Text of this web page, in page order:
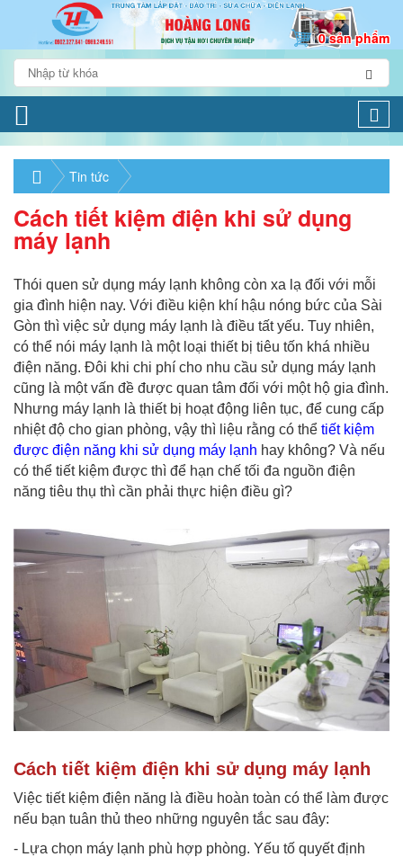
0 sản phẩm
Tin tức
Cách tiết kiệm điện khi sử dụng
máy lạnh
Thói quen sử dụng máy lạnh không còn xa lạ đối với mỗi
gia đình hiện nay. Với điều kiện khí hậu nóng bức của Sài
Gòn thì việc sử dụng máy lạnh là điều tất yếu. Tuy nhiên,
có thể nói máy lạnh là một loại thiết bị tiêu tốn khá nhiều
điện năng. Đôi khi chi phí cho nhu cầu sử dụng máy lạnh
cũng là một vấn đề được quan tâm đối với một hộ gia đình.
Nhưng máy lạnh là thiết bị hoạt động liên tục, để cung cấp
nhiệt độ cho gian phòng, vậy thì liệu rằng có thể tiết kiệm
được điện năng khi sử dụng máy lạnh hay không? Và nếu
có thể tiết kiệm được thì để hạn chế tối đa nguồn điện
năng tiêu thụ thì cần phải thực hiện điều gì?
Cách tiết kiệm điện khi sử dụng máy lạnh
Việc tiết kiệm điện năng là điều hoàn toàn có thể làm được
nếu bạn tuân thủ theo những nguyên tắc sau đây:
- Lựa chọn máy lạnh phù hợp phòng. Yếu tố quyết định